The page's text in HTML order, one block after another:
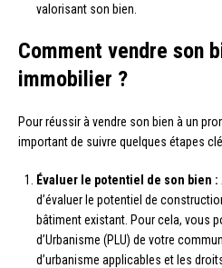
valorisant son bien.
Comment vendre son
immobilier ?
Pour réussir à vendre son bien à un
important de suivre quelques étapes
Évaluer le potentiel de son bien :
d’évaluer le potentiel de
bâtiment existant. Pour cela, vous
d’Urbanisme (PLU) de votre
d’urbanisme applicables et les